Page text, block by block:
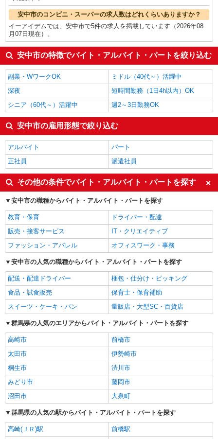
安中市のコンビニ・スーパーの求人数はどれくらいありますか？
イーアイデムでは、安中市で5件の求人を掲載しています（2026年08
月07日現在）。
安中市の特徴でバイト・アルバイト・パートを絞り込む
副業・WワークOK
ミドル（40代～）活躍中
深夜
短時間勤務（1日4h以内）OK
シニア（60代～）活躍中
週2～3日勤務OK
安中市の雇用形態で絞り込む
アルバイト
パート
正社員
派遣社員
その他の条件でバイト・アルバイト・パートを探す
安中市の職種からバイト・アルバイト・パートを探す
教育・保育
ドライバー・配達
販売・接客サービス
IT・クリエイティブ
ファッション・アパレル
オフィスワーク・事務
安中市の人気の職種からバイト・アルバイト・パートを探す
配送・配達ドライバー
梱包・仕分け・ピッキング
食品・試食販売
保育士・保育補助
スイーツ・ケーキ・パン
量販店・大型SC・百貨店
群馬県の人気のエリアからバイト・アルバイト・パートを探す
高崎市
前橋市
太田市
伊勢崎市
桐生市
渋川市
みどり市
藤岡市
沼田市
大泉町
群馬県の人気の駅からバイト・アルバイト・パートを探す
高崎(ＪＲ)駅
前橋駅